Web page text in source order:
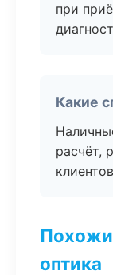
при
Какие
расчёт,
оптика